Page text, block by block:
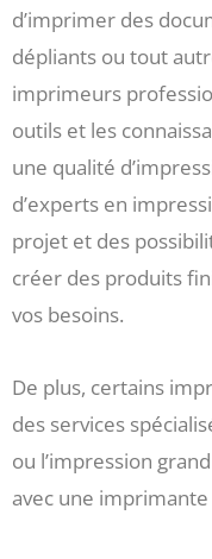
d’imprimer des
dépliants ou tout
imprimeurs
outils et les
une qualité
d’experts en
projet et des
créer des produits
vos besoins.
De plus, certains
des services
ou l’impression
avec une